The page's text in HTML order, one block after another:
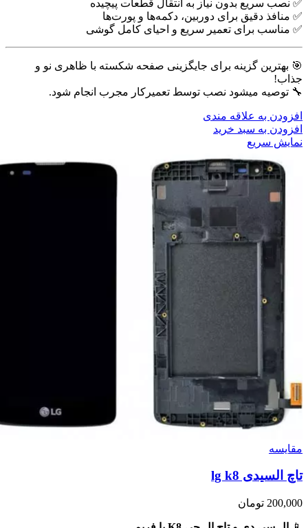
✅ نصب سریع بدون نیاز به انتقال قطعات پیچیده
✅ منافذ دقیق برای دوربین، دکمه‌ها و پورت‌ها
✅ مناسب برای تعمیر سریع و احیای کامل گوشی
🎯 بهترین گزینه برای جایگزینی صفحه شکسته با ظاهری نو و
جذاب!
🔧 توصیه میشود نصب توسط تعمیرکار مجرب انجام شود.
افزودن به علاقه مندی
افزودن به سبد خرید
نمایش سریع
مقايسه
تاچ السیدی lg k8
200,000 تومان